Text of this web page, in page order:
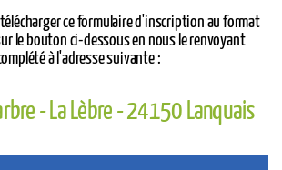
ce formulaire d'inscription au format
le bouton ci-dessous en nous le renvoyant
à l'adresse suivante :
- La Lèbre - 24150 Lanquais